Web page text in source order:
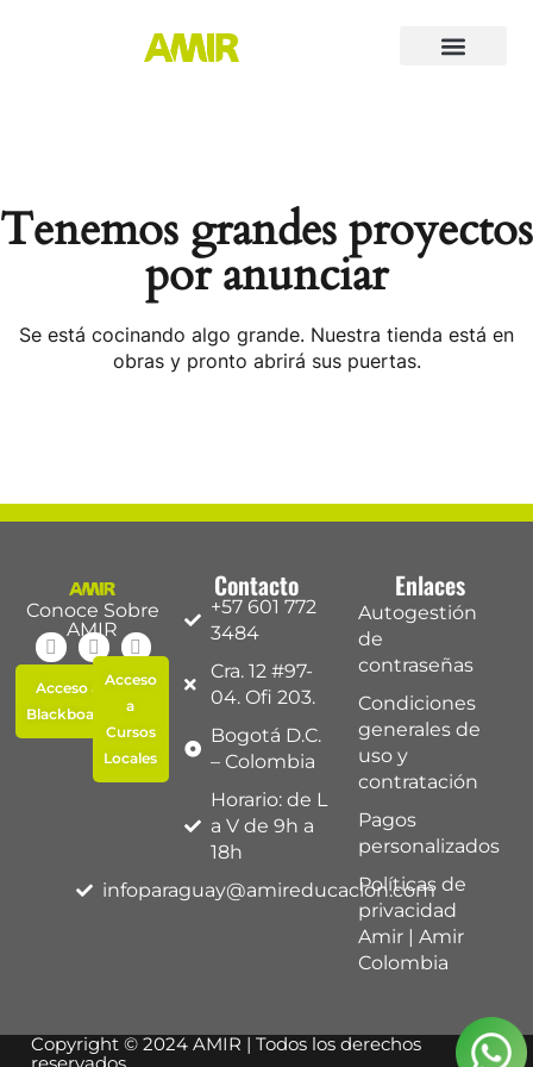
Tenemos grandes proyectos
por anunciar
Se está cocinando algo grande. Nuestra tienda está en
obras y pronto abrirá sus puertas.
Conoce Sobre
AMIR
Acceso a
Blackboard
Acceso
a
Cursos
Locales
Contacto
+57 601 772
3484
Cra. 12 #97-
04. Ofi 203.
Bogotá D.C.
– Colombia
Horario: de L
a V de 9h a
18h
infoparaguay@amireducacion.com
Enlaces
Autogestión
de
contraseñas
Condiciones
generales de
uso y
contratación
Pagos
personalizados
Políticas de
privacidad
Amir | Amir
Colombia
Copyright © 2024 AMIR | Todos los derechos